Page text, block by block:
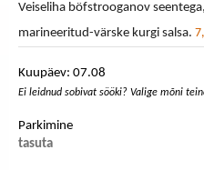
Veiseliha böfstrooganov
marineeritud-värske kurgi salsa.
Kuupäev: 07.08
Ei leidnud sobivat sööki? Valige mõni
Parkimine
tasuta